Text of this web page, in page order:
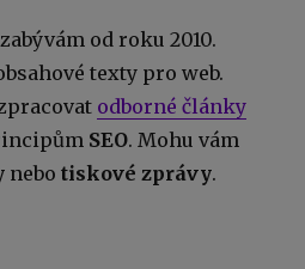
od roku 2010.
texty pro web.
odborné články
SEO. Mohu vám
nebotiskové zprávy.